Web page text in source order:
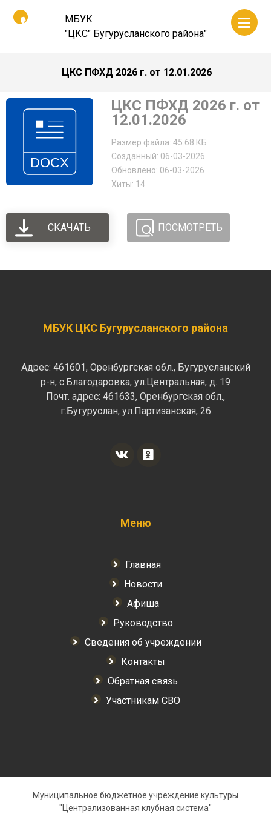
МБУК
"ЦКС" Бугурусланского района"
ЦКС ПФХД 2026 г. от 12.01.2026
ЦКС ПФХД 2026 г. от
12.01.2026
Размер файла: 45.68 КБ
Созданный: 06-03-2026
Обновлено: 06-03-2026
Хиты: 14
СКАЧАТЬ ПОСМОТРЕТЬ
МБУК ЦКС Бугурусланского района
Адрес: 461601, Оренбургская обл., Бугурусланский
р-н, с.Благодаровка, ул.Центральная, д. 19
Почт. адрес: 461633, Оренбургская обл.,
г.Бугуруслан, ул.Партизанская, 26
Меню
Главная
Новости
Афиша
Руководство
Сведения об учреждении
Контакты
Обратная связь
Участникам СВО
Муниципальное бюджетное учреждение культуры
"Централизованная клубная система"